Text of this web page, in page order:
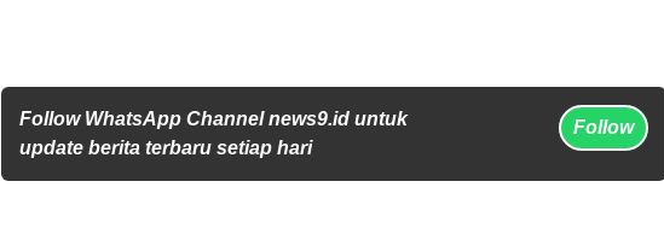
Follow WhatsApp Channel news9.id untuk
update berita terbaru setiap hari
Follow